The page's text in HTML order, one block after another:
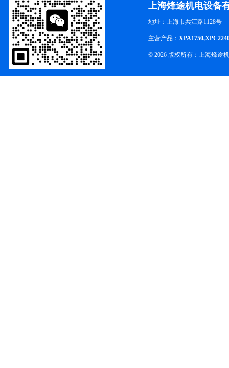
上海烽途机电设备
地址：上海市共江路1128号
主营产品：
© 2026 版权所有：上海烽途